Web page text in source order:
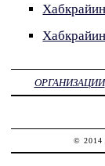
ОРГАНИЗАЦИИ
© 2014